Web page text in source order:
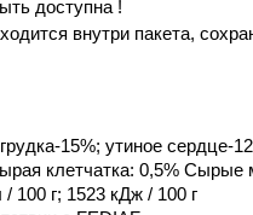
доступна !
внутри пакета,
15%; утиное сердце-
клетчатка: 0,5%
/ 100 г; 1523 кДж / 100 г